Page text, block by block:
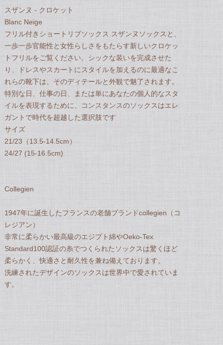
スザンヌ - クロケット
Blanc Neige
フリル付きショートリブソックス スザンヌソックスと、
一歩一歩官能性と女性らしさをもたらす新しいクロケッ
トフリルをご覧ください。シックな装いを完成させた
り、ドレスやスカートにスタイルを加えるのに最適なこ
れらの靴下は、そのディテールと外観で魅了されます。
特別な日、仕事の日、または単にあなたの個人的なスタ
イルを表現するために、コンスタンスのソックスはエレ
ガントで時代を超越した選択肢です
サイズ
21/23（13.5-14.5cm）
24/27 (15-16.5cm)
Collegien
1947年に誕生したフランスの老舗ブランドcollegien（コ
レジアン）
非常に柔らかい最高級のエジプト綿やOeko-Tex
Standard100認証の糸でつくられたソックスは驚くほど
柔らかく、快適さと耐久性を兼ね備えております。
洗練されたデザインのソックスは世界中で愛されていま
す。